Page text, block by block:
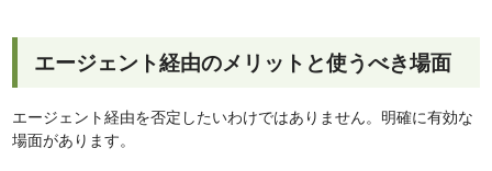
エージェント経由のメリットと使うべき場面
エージェント経由を否定したいわけではありません。明確に有効な
場面があります。